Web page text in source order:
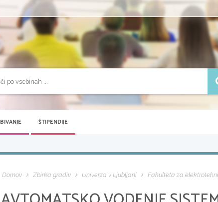
BIVANJE ŠTIPENDIJE
Domov Zbirka gradiv Univerza v Ljubljani Fakulteta za